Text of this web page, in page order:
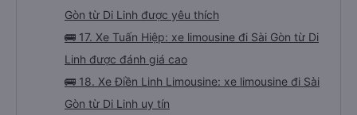
Gòn từ Di Linh được yêu thích
🚌 17. Xe Tuấn Hiệp: xe limousine đi Sài Gòn từ Di
Linh được đánh giá cao
🚌 18. Xe Điền Linh Limousine: xe limousine đi Sài
Gòn từ Di Linh uy tín